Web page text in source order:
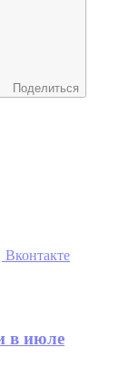
Поделиться
Вконтакте
в июле